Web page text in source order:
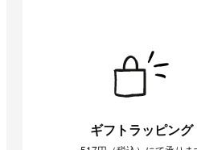
ギフトラッピング